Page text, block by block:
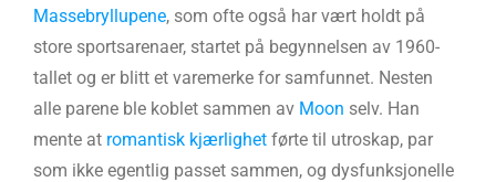
Massebryllupene, som ofte også har vært holdt på
store sportsarenaer, startet på begynnelsen av 1960-
tallet og er blitt et varemerke for samfunnet. Nesten
alle parene ble koblet sammen av Moon selv. Han
mente at romantisk kjærlighet førte til utroskap, par
som ikke egentlig passet sammen, og dysfunksjonelle